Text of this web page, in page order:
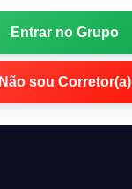
Entrar no Grupo
Não sou Corretor(a)